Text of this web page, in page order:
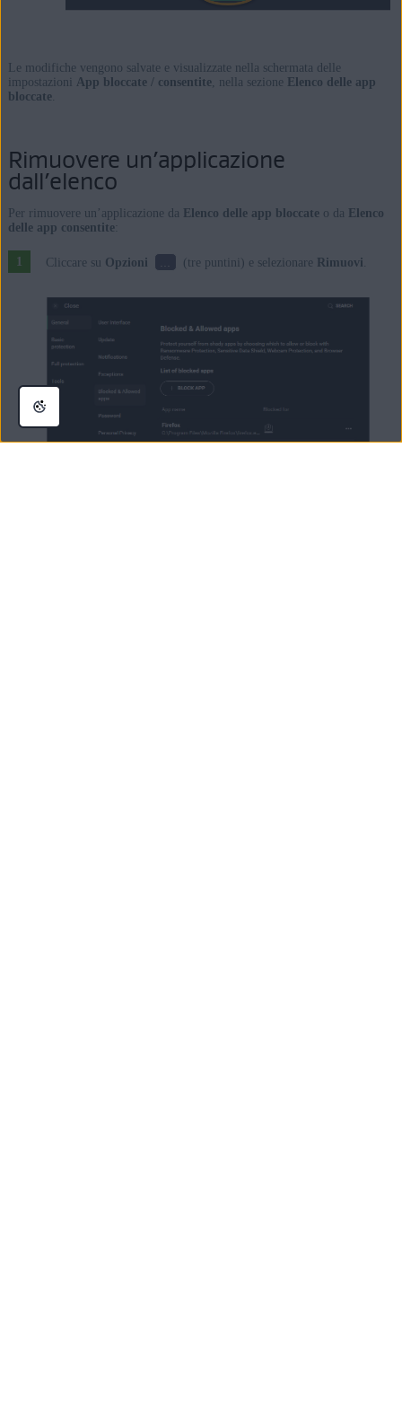
Le modifiche vengono salvate e visualizzate nella schermata delle
impostazioni App bloccate / consentite, nella sezione Elenco delle app
bloccate.
Rimuovere un’applicazione
dall’elenco
Per rimuovere un’applicazione da Elenco delle app bloccateo da Elenco
delle app consentite:
Cliccare su Opzioni (tre puntini) e selezionare Rimuovi